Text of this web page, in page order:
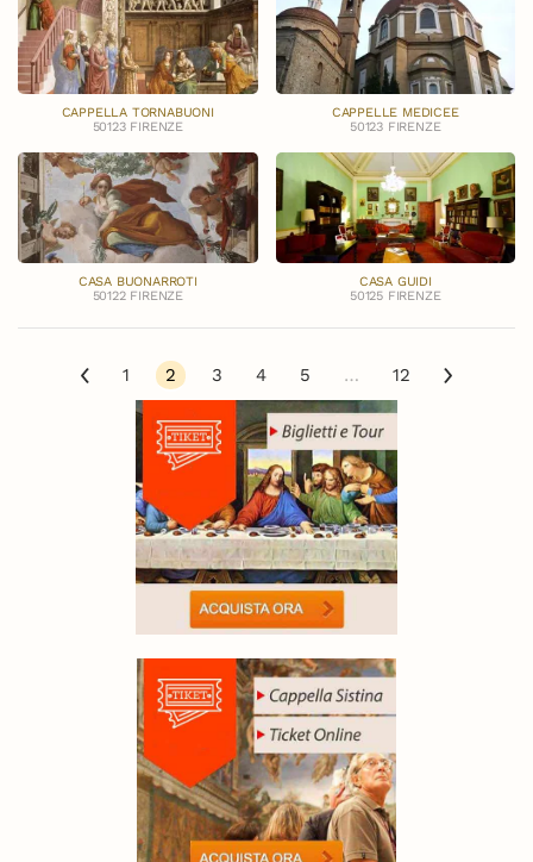
CAPPELLA TORNABUONI
50123 FIRENZE
CAPPELLE MEDICEE
50123 FIRENZE
CASA BUONARROTI
50122 FIRENZE
CASA GUIDI
50125 FIRENZE
1 2 3 4 5 … 12